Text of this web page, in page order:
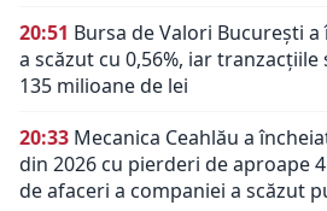
20:51 Bursa de Valori București a
a scăzut cu 0,56%, iar
135 milioane de lei
20:33 Mecanica Ceahlău a
din 2026 cu pierderi de aproape
de afaceri a companiei a scăzut